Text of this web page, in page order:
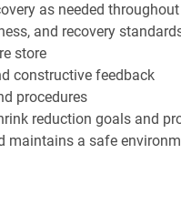
as needed
and recovery
store
constructive feedback
procedures
reduction goals and
maintains a safe